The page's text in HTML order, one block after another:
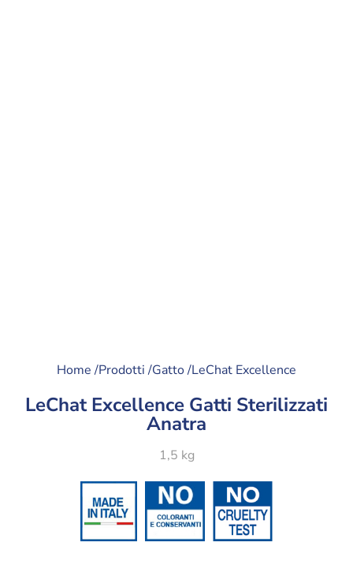
Home /Prodotti /Gatto /LeChat Excellence
LeChat Excellence Gatti Sterilizzati
Anatra
1,5 kg